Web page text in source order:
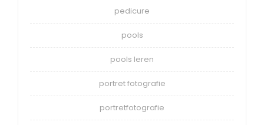
pedicure
pools
pools leren
portret fotografie
portretfotografie